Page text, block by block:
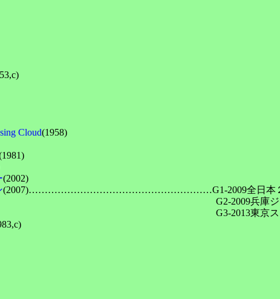
Cloud(1958)
(2002)
(2007)…………………………………………………G1-2009全日本２
　　　　　　　　　　　　　　　　　　　　G2-2009兵庫ジ
　　　　　　　　　　　　　　　　　　　　G3-2013東京